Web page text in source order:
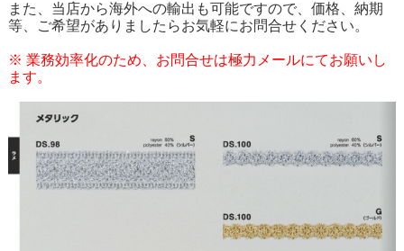
また、当店から海外への輸出も可能ですので、価格、納期
等、ご希望がありましたらお気軽にお問合せください。
※ 業務効率化のため、お問合せは極力メールにてお願いし
ます。